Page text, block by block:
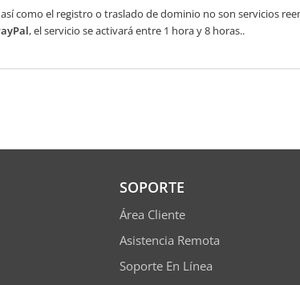
como el registro o traslado de dominio no son servicios
, el servicio se activará entre 1 hora y 8 horas..
SOPORTE
Área Cliente
Asistencia Remota
Soporte En Línea